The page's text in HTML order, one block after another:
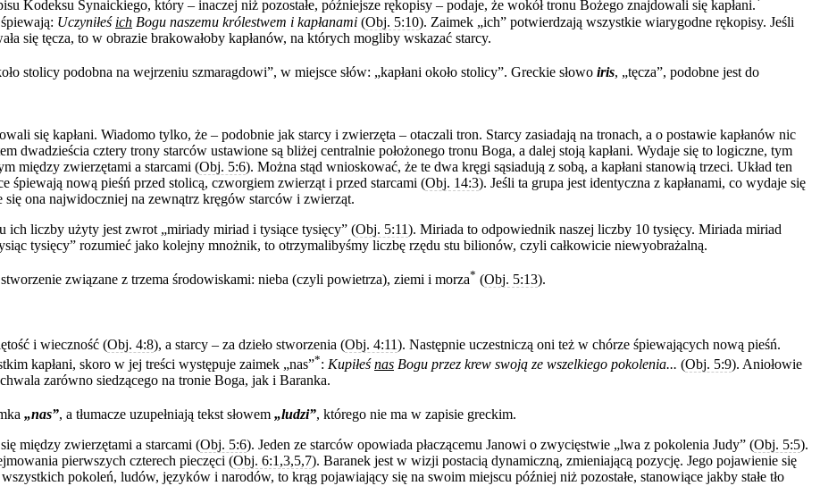
Kodeksu Synaickiego, który – inaczej niż pozostałe, późniejsze rękopisy – podaje, że wokół tronu Bożego znajdowali się kapłani.
Uczyniłeś ich Bogu naszemu królestwem i kapłanami (Obj. 5:10). Zaimek „ich” potwierdzają wszystkie wiarygodne rękopisy. Jeśli
się tęcza, to w obrazie brakowałoby kapłanów, na których mogliby wskazać starcy.
stolicy podobna na wejrzeniu szmaragdowi”, w miejsce słów: „kapłani około stolicy”. Greckie słowo iris, „tęcza”, podobne jest do
się kapłani. Wiadomo tylko, że – podobnie jak starcy i zwierzęta – otaczali tron. Starcy zasiadają na tronach, a o postawie kapłanów nic
dwadzieścia cztery trony starców ustawione są bliżej centralnie położonego tronu Boga, a dalej stoją kapłani. Wydaje się to logiczne, tym
między zwierzętami a starcami (Obj. 5:6). Można stąd wnioskować, że te dwa kręgi sąsiadują z sobą, a kapłani stanowią trzeci. Układ ten
nową pieśń przed stolicą, czworgiem zwierząt i przed starcami (Obj. 14:3). Jeśli ta grupa jest identyczna z kapłanami, co wydaje się
ona najwidoczniej na zewnątrz kręgów starców i zwierząt.
ich liczby użyty jest zwrot „miriady miriad i tysiące tysięcy” (Obj. 5:11). Miriada to odpowiednik naszej liczby 10 tysięcy. Miriada miriad
tysięcy” rozumieć jako kolejny mnożnik, to otrzymalibyśmy liczbę rzędu stu bilionów, czyli całkowicie niewyobrażalną.
związane z trzema środowiskami: nieba (czyli powietrza), ziemi i morza* (Obj. 5:13).
i wieczność (Obj. 4:8), a starcy – za dzieło stworzenia (Obj. 4:11). Następnie uczestniczą oni też w chórze śpiewających nową pieśń.
kapłani, skoro w jej treści występuje zaimek „nas”*: Kupiłeśnas Bogu przez krew swoją ze wszelkiego pokolenia... (Obj. 5:9). Aniołowie
zarówno siedzącego na tronie Boga, jak i Baranka.
„nas”, a tłumacze uzupełniają tekst słowem „ludzi”, którego nie ma w zapisie greckim.
między zwierzętami a starcami (Obj. 5:6). Jeden ze starców opowiada płaczącemu Janowi o zwycięstwie „lwa z pokolenia Judy” (Obj. 5:5).
pierwszych czterech pieczęci (Obj. 6:1,3,5,7). Baranek jest w wizji postacią dynamiczną, zmieniającą pozycję. Jego pojawienie się
pokoleń, ludów, języków i narodów, to krąg pojawiający się na swoim miejscu później niż pozostałe, stanowiące jakby stałe tło